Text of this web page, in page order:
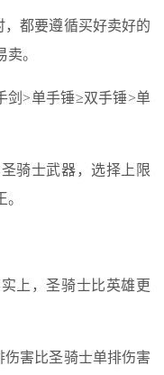
都要遵循买好卖好的
。
剑>单手锤≥双手锤>单
骑士武器，选择上限
上，圣骑士比英雄更
害比圣骑士单排伤害